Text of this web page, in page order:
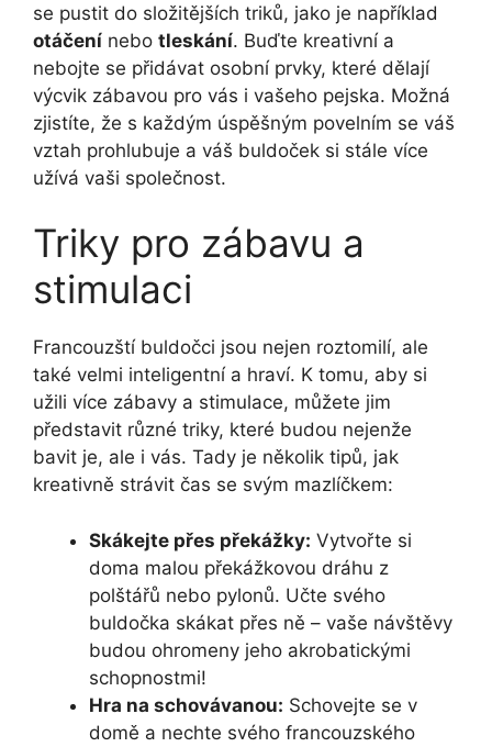
se pustit do složitějších triků, jako je například
otáčení nebo tleskání. Buďte kreativní a
nebojte se přidávat osobní prvky, které dělají
výcvik zábavou pro vás i vašeho pejska. Možná
zjistíte, že s každým úspěšným povelním se váš
vztah prohlubuje a váš buldoček si stále více
užívá vaši společnost.
Triky pro zábavu a
stimulaci
Francouzští buldočci jsou nejen roztomilí, ale
také velmi inteligentní a hraví. K tomu, aby si
užili více zábavy a stimulace, můžete jim
představit různé triky, které budou nejenže
bavit je, ale i vás. Tady je několik tipů, jak
kreativně strávit čas se svým mazlíčkem:
Skákejte přes překážky: Vytvořte si
doma malou překážkovou dráhu z
polštářů nebo pylonů. Učte svého
buldočka skákat přes ně – vaše návštěvy
budou ohromeny jeho akrobatickými
schopnostmi!
Hra na schovávanou: Schovejte se v
domě a nechte svého francouzského